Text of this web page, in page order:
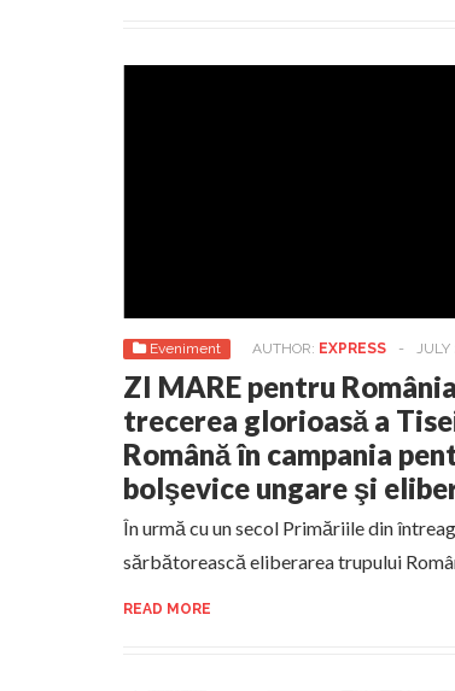
Eveniment AUTHOR: EXPRESS - JULY
ZI MARE pentru
trecerea glorioasă a
Română în campania
bolşevice ungare şi
În urmă cu un secol Primăriile din
sărbătorească eliberarea trupului
READ MORE